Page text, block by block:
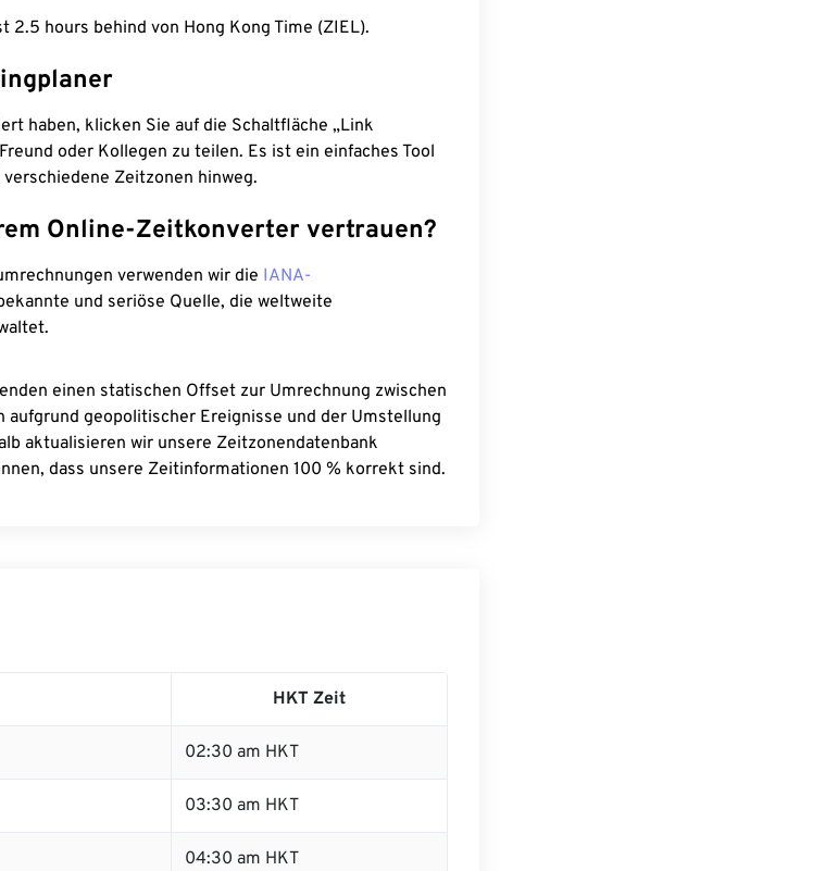
2.5 hours behind von Hong Kong Time (ZIEL).
haben, klicken Sie auf die Schaltfläche „Link
oder Kollegen zu teilen. Es ist ein einfaches Tool
Zeitzonen hinweg.
Online-Zeitkonverter vertrauen?
verwenden wir die IANA-
und seriöse Quelle, die weltweite
einen statischen Offset zur Umrechnung zwischen
aufgrund geopolitischer Ereignisse und der Umstellung
aktualisieren wir unsere Zeitzonendatenbank
dass unsere Zeitinformationen 100 % korrekt sind.
HKT Zeit
02:30 am HKT
03:30 am HKT
04:30 am HKT